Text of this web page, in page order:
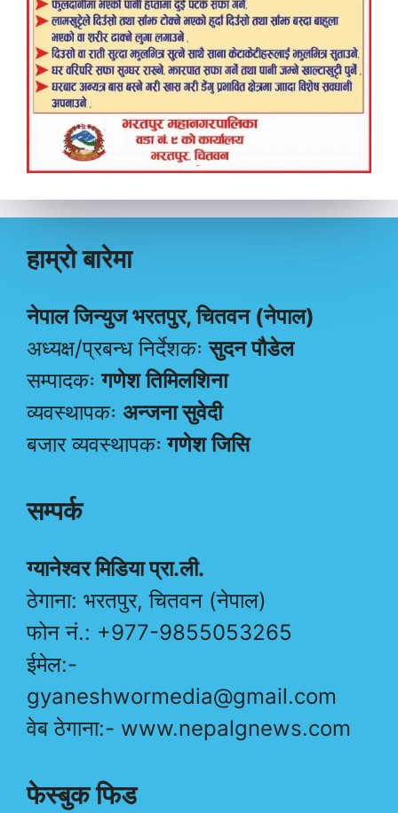
हाम्रो बारेमा
नेपाल जिन्युज भरतपुर, चितवन (नेपाल)
अध्यक्ष/प्रबन्ध निर्देशकःसुदन पौडेल
सम्पादकःगणेश तिमिलशिना
व्यवस्थापकः अन्जना सुवेदी
बजार व्यवस्थापकः गणेश जिसि
सम्पर्क
ग्यानेश्वर मिडिया प्रा.ली.
ठेगाना: भरतपुर, चितवन (नेपाल)
फोन नं.: +977-9855053265
ईमेल:-
gyaneshwormedia@gmail.com
वेब ठेगाना:- www.nepalgnews.com
फेस्बुक फिड